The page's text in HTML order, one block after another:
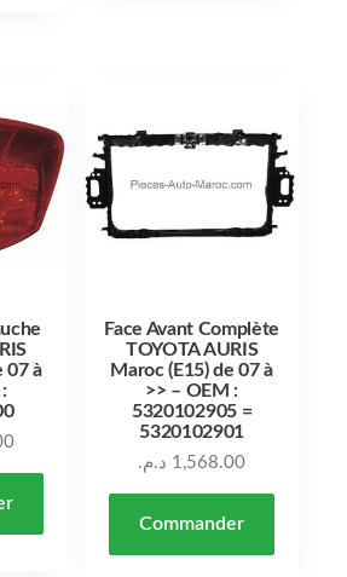
07 à
Face Avant Complète
TOYOTA AURIS
Maroc (E15) de 07 à
>> – OEM :
5320102905 =
5320102901
1,568.00 د.م.
Commander